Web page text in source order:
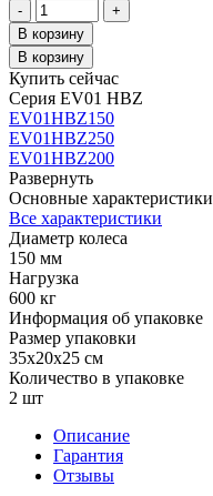
-
+
В корзину
В корзину
Купить сейчас
Серия EV01 HBZ
EV01HBZ150
EV01HBZ250
EV01HBZ200
Развернуть
Основные характеристики
Все характеристики
Диаметр колеса
150 мм
Нагрузка
600 кг
Информация об упаковке
Размер упаковки
35x20x25 см
Количество в упаковке
2 шт
Описание
Гарантия
Отзывы